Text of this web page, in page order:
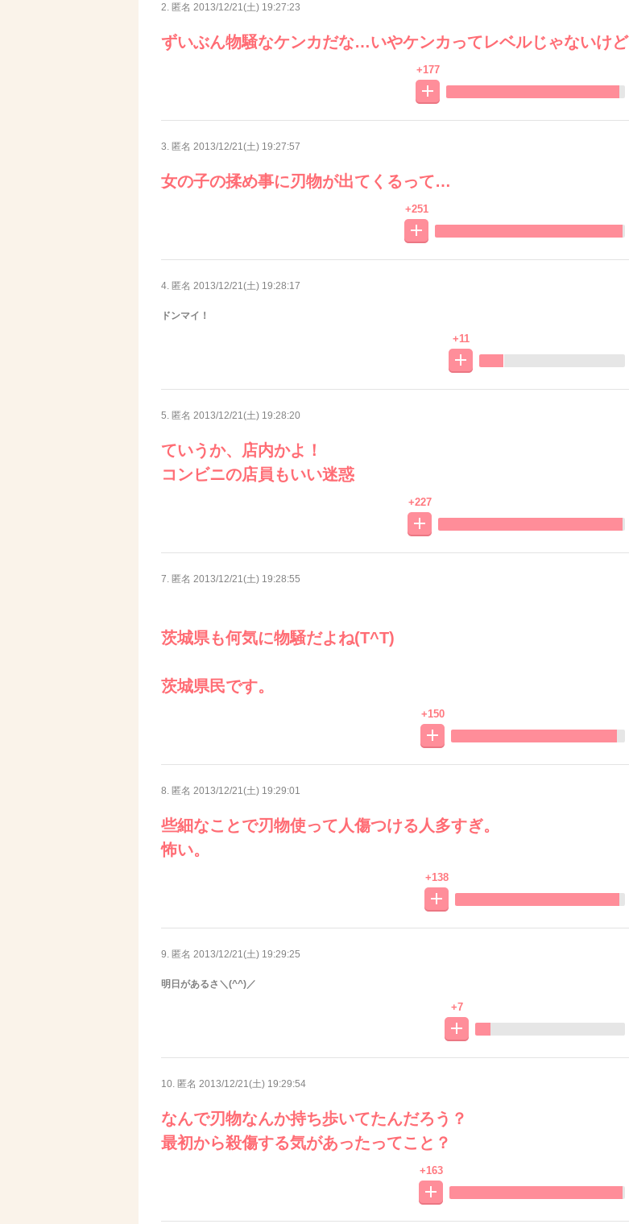
2. 匿名 2013/12/21(土) 19:27:23
ずいぶん物騒なケンカだな…いやケンカってレベルじゃないけど
+177
3. 匿名 2013/12/21(土) 19:27:57
女の子の揉め事に刃物が出てくるって…
+251
4. 匿名 2013/12/21(土) 19:28:17
ドンマイ！
+11
5. 匿名 2013/12/21(土) 19:28:20
ていうか、店内かよ！
コンビニの店員もいい迷惑
+227
7. 匿名 2013/12/21(土) 19:28:55
茨城県も何気に物騒だよね(T^T)
茨城県民です。
+150
8. 匿名 2013/12/21(土) 19:29:01
些細なことで刃物使って人傷つける人多すぎ。
怖い。
+138
9. 匿名 2013/12/21(土) 19:29:25
明日があるさ＼(^^)／
+7
10. 匿名 2013/12/21(土) 19:29:54
なんで刃物なんか持ち歩いてたんだろう？
最初から殺傷する気があったってこと？
+163